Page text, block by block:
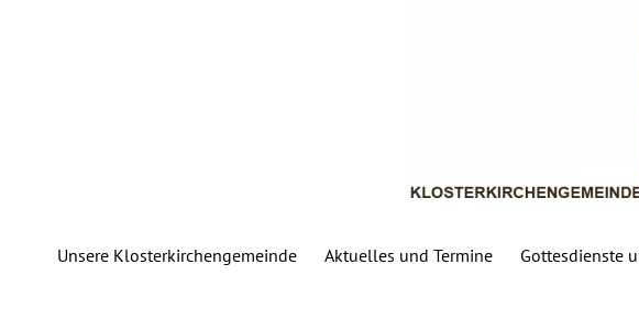
Unsere Klosterkirchengemeinde Aktuelles und Termine Gottesdienste